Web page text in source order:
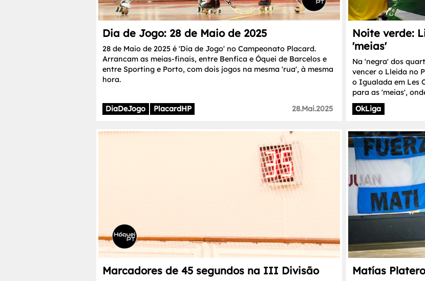
Dia de Jogo: 28 de Maio de 2025
28 de Maio de 2025 é 'Dia de Jogo' no Campeonato Placard.
Arrancam as meias-finais, entre Benfica e Óquei de Barcelos e
entre Sporting e Porto, com dois jogos na mesma 'rua', à mesma
hora.
DiaDeJogo PlacardHP 28.Mai.2025
Noite verde:
'meias'
Na 'negra' dos
vencer o Lleida no
o Igualada em Les
para as 'meias',
OkLiga
Marcadores de 45 segundos na III Divisão Matías